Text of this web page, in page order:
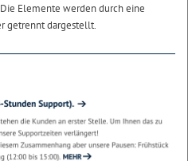
Elemente werden durch eine
getrennt dargestellt.